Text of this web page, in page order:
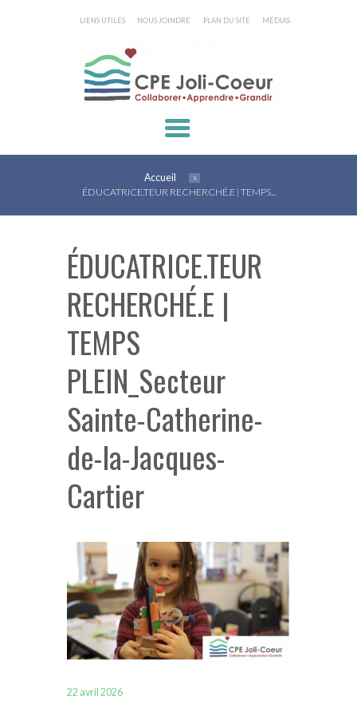
LIENS UTILES NOUS JOINDRE PLAN DU SITE MÉDIAS
Accueil
ÉDUCATRICE.TEUR RECHERCHÉ.E | TEMPS...
ÉDUCATRICE.TEUR
RECHERCHÉ.E |
TEMPS
PLEIN_Secteur
Sainte-Catherine-
de-la-Jacques-
Cartier
22 avril 2026